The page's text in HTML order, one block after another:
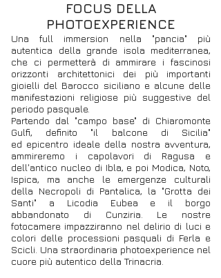
FOCUS DELLA
PHOTOEXPERIENCE
Una full immersion nella "pancia" più
autentica della grande isola mediterranea,
che ci permetterà di ammirare i fascinosi
orizzonti architettonici dei più importanti
gioielli del Barocco siciliano e alcune delle
manifestazioni religiose più suggestive del
periodo pasquale.
Partendo dal "campo base" di Chiaromonte
Gulfi, definito "il balcone di Sicilia"
ed epicentro ideale della nostra avventura,
ammireremo i capolavori di Ragusa e
dell'antico nucleo di Ibla, e poi Modica, Noto,
Ispica, ma anche le emergenze culturali
della Necropoli di Pantalica, la "Grotta dei
Santi" a Licodia Eubea e il borgo
abbandonato di Cunziria. Le nostre
fotocamere impazziranno nel delirio di luci e
colori delle processioni pasquali di Ferla e
Scicli. Una straordinaria photoexperience nel
cuore più autentico della Trinacria.